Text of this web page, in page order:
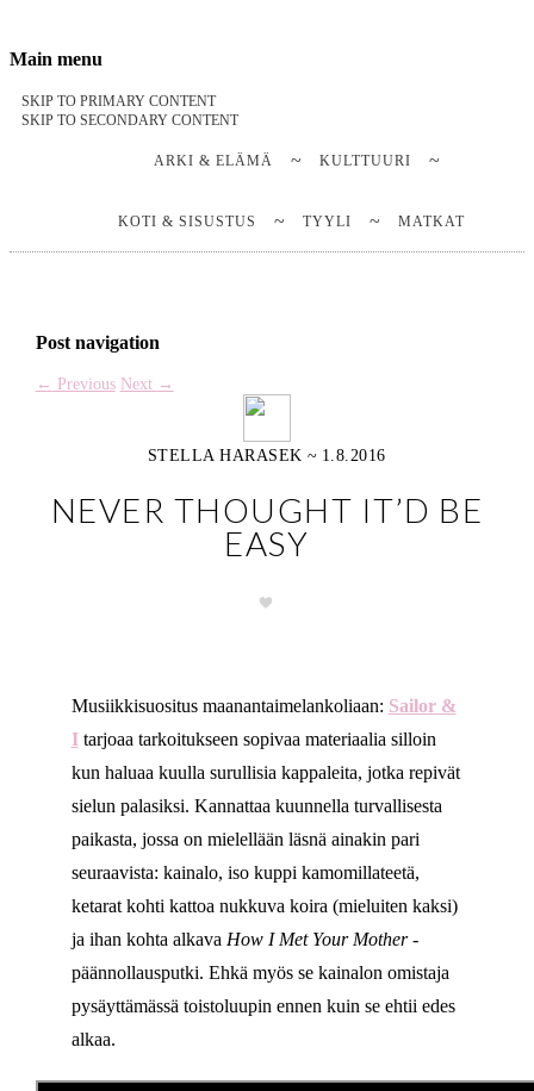
Notes on a life
Stella Harasek & Jarno Jussila
Main menu
SKIP TO PRIMARY CONTENT
SKIP TO SECONDARY CONTENT
ARKI & ELÄMÄ KULTTUURI
KOTI & SISUSTUS TYYLI MATKAT
Post navigation
← Previous Next →
STELLA HARASEK ~ 1.8.2016
NEVER THOUGHT IT’D BE
EASY
Musiikkisuositus maanantaimelankoliaan: Sailor &
Itarjoaa tarkoitukseen sopivaa materiaalia silloin
kun haluaa kuulla surullisia kappaleita, jotka repivät
sielun palasiksi. Kannattaa kuunnella turvallisesta
paikasta, jossa on mielellään läsnä ainakin pari
seuraavista: kainalo, iso kuppi kamomillateetä,
ketarat kohti kattoa nukkuva koira (mieluiten kaksi)
ja ihan kohta alkava How I Met Your Mother-
päännollausputki. Ehkä myös se kainalon omistaja
pysäyttämässä toistoluupin ennen kuin se ehtii edes
alkaa.